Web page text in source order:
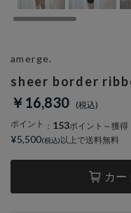
sheer border
￥16,830
ポイント ： 153ポイント～獲得
カー
amerge.
¥5,500 以上で送料無料